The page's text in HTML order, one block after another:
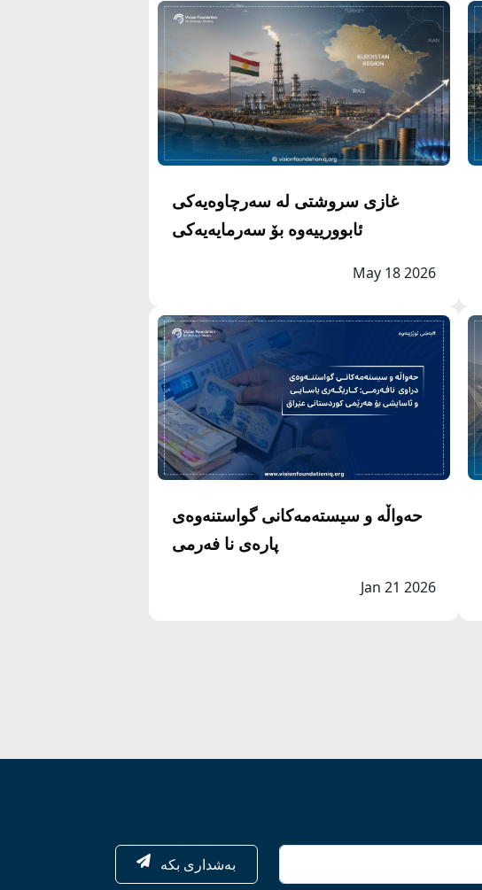
غازی سروشتی لە سەرچاوەیەكى
ئابوورییەوە بۆ سەرمايەیەکی
May 18 2026
حەواڵە و سیستەمەکانی گواستنەوەی
پارەی نا فەرمی
Jan 21 2026
بەشداری بکە